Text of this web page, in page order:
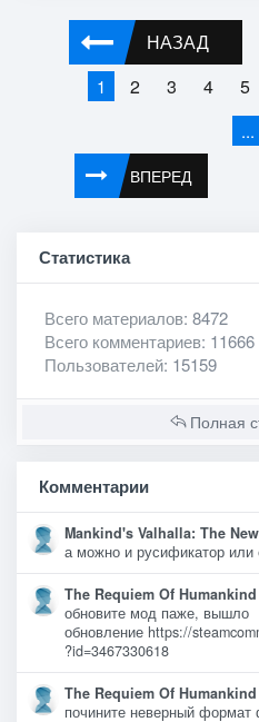
НАЗАД
1 2 3 4 5
...
ВПЕРЕД
Статистика
Всего материалов: 8472
Всего комментариев: 11666
Пользователей: 15159
Полная
Комментарии
Mankind's Valhalla: The
а можно и русификатор или
The Requiem Of Humankind
обновите мод паже, вышло
обновление https://
?id=3467330618
The Requiem Of Humankind
почините неверный формат